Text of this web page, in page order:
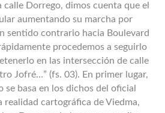
Dorrego, dimos cuenta que el
aumentando su marcha por
sentido contrario hacia Boulevard
procedemos a seguirlo
en las intersección de calle
Jofré…” (fs. 03). En primer lugar,
basa en los dichos del oficial
realidad cartográfica de Viedma,